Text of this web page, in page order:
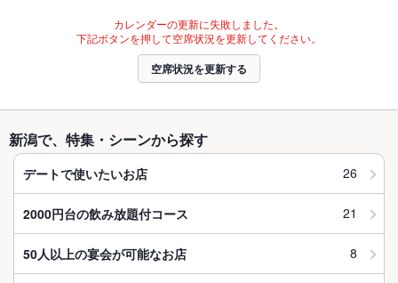
カレンダーの更新に失敗しました。
下記ボタンを押して空席状況を更新してください。
空席状況を更新する
新潟で、特集・シーンから探す
デートで使いたいお店 26
2000円台の飲み放題付コース 21
50人以上の宴会が可能なお店 8